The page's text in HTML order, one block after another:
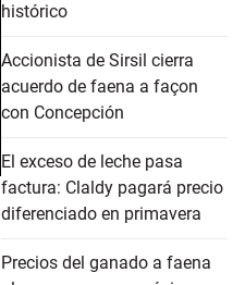
histórico
Accionista de Sirsil cierra
acuerdo de faena a façon
con Concepción
El exceso de leche pasa
factura: Claldy pagará precio
diferenciado en primavera
Precios del ganado a faena